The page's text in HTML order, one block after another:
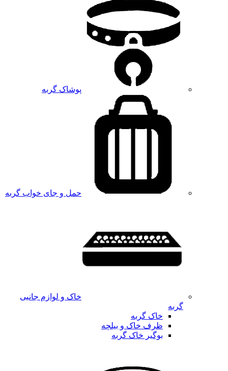
پوشاک گربه
حمل و جای خواب گربه
خاک و لوازم جانبی
گربه
خاک گربه
ظرف خاک و بیلچه
بوگیر خاک گربه